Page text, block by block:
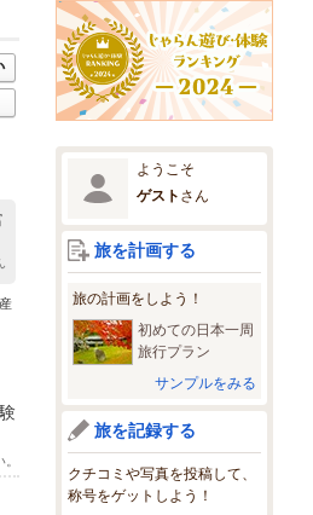
ようこそ
ゲスト さん
旅を計画する
旅の計画をしよう！
初めての日本一周
旅行プラン
サンプルをみる
旅を記録する
クチコミや写真を投稿して、
称号をゲットしよう！